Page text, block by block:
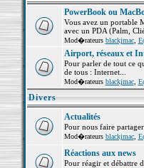
PowerBook ou
Vous avez un portable
avec un PDA (Palm,
Mod�rateurs blackjmac,
Airport, réseaux et
Pour parler de tout ce
de tous : Internet...
Mod�rateurs blackjmac,
Divers
Actualités
Pour nous faire
Mod�rateurs blackjmac,
Réactions aux news
Pour réagir et débattre